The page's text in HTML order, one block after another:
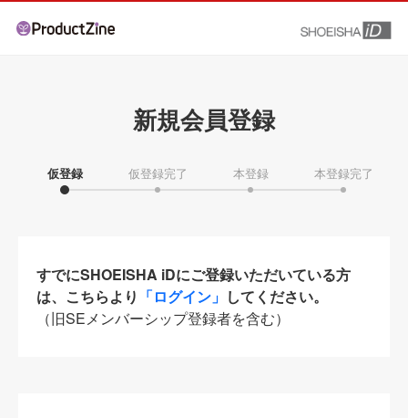
新規会員登録
仮登録 仮登録完了 本登録 本登録完了
すでにSHOEISHA iDにご登録いただいている方
は、こちらより 「ログイン」 してください。
（旧SEメンバーシップ登録者を含む）